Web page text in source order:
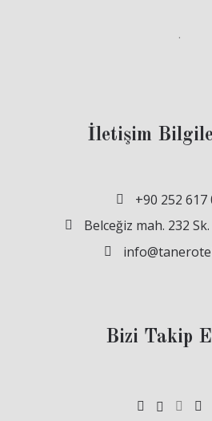
.
İletişim
+90 252 617
Belceğiz mah. 232
Bizi Takip